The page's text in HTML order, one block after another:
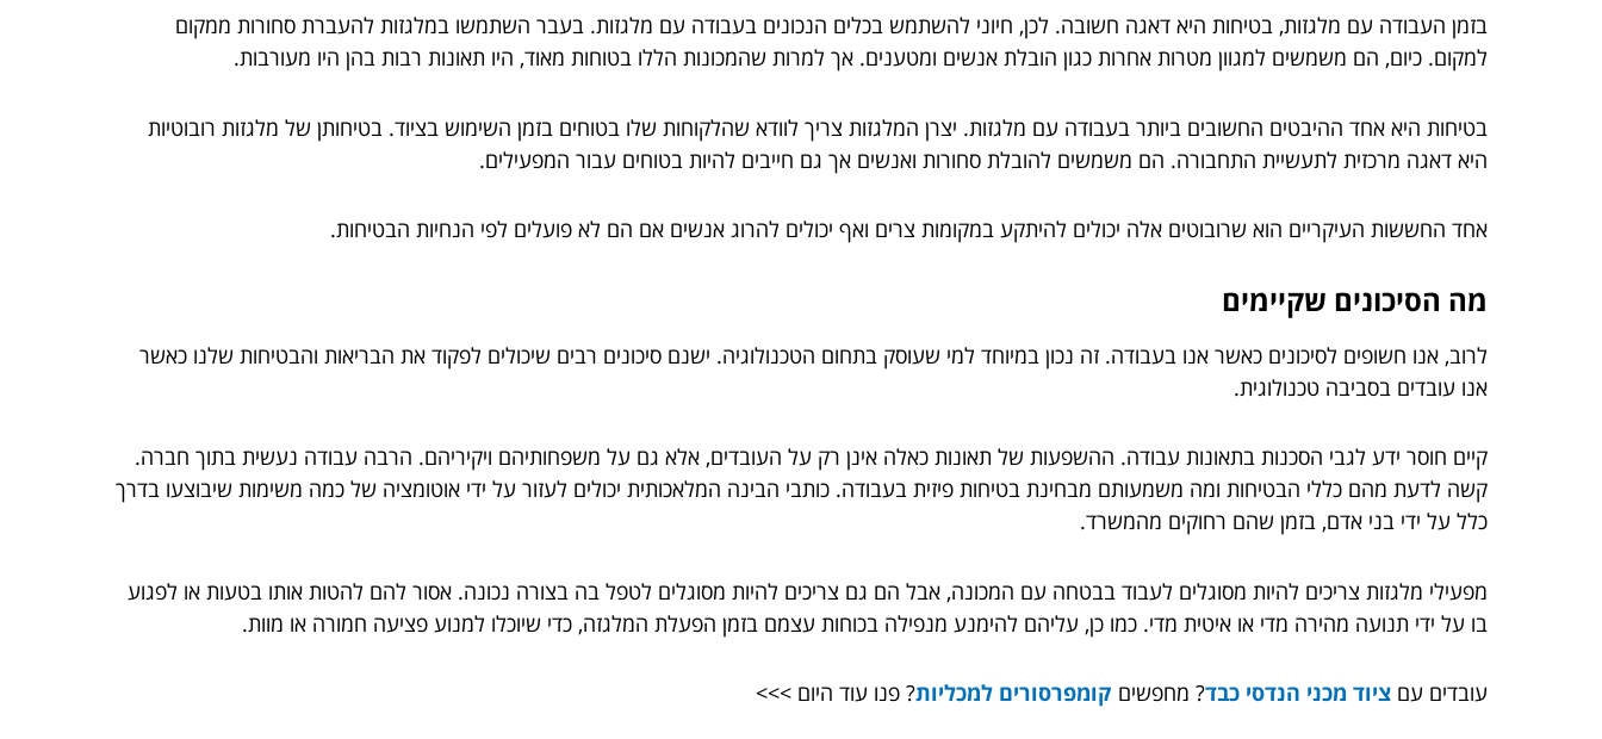
בזמן העבודה עם מלגזות, בטיחות היא דאגה חשובה. לכן, חיוני להשתמש בכלים הנכונים בעבודה עם מלגזות. בעבר השתמשו במלגזות להעברת סחורות ממקום
למקום. כיום, הם משמשים למגוון מטרות אחרות כגון הובלת אנשים ומטענים. אך למרות שהמכונות הללו בטוחות מאוד, היו תאונות רבות בהן היו מעורבות.
בטיחות היא אחד ההיבטים החשובים ביותר בעבודה עם מלגזות. יצרן המלגזות צריך לוודא שהלקוחות שלו בטוחים בזמן השימוש בציוד. בטיחותן של מלגזות רובוטיות
היא דאגה מרכזית לתעשיית התחבורה. הם משמשים להובלת סחורות ואנשים אך גם חייבים להיות בטוחים עבור המפעילים.
אחד החששות העיקריים הוא שרובוטים אלה יכולים להיתקע במקומות צרים ואף יכולים להרוג אנשים אם הם לא פועלים לפי הנחיות הבטיחות.
מה הסיכונים שקיימים
לרוב, אנו חשופים לסיכונים כאשר אנו בעבודה. זה נכון במיוחד למי שעוסק בתחום הטכנולוגיה. ישנם סיכונים רבים שיכולים לפקוד את הבריאות והבטיחות שלנו כאשר
אנו עובדים בסביבה טכנולוגית.
קיים חוסר ידע לגבי הסכנות בתאונות עבודה. ההשפעות של תאונות כאלה אינן רק על העובדים, אלא גם על משפחותיהם ויקיריהם. הרבה עבודה נעשית בתוך חברה.
קשה לדעת מהם כללי הבטיחות ומה משמעותם מבחינת בטיחות פיזית בעבודה. כותבי הבינה המלאכותית יכולים לעזור על ידי אוטומציה של כמה משימות שיבוצעו בדרך
כלל על ידי בני אדם, בזמן שהם רחוקים מהמשרד.
מפעילי מלגזות צריכים להיות מסוגלים לעבוד בבטחה עם המכונה, אבל הם גם צריכים להיות מסוגלים לטפל בה בצורה נכונה. אסור להם להטות אותו בטעות או לפגוע
בו על ידי תנועה מהירה מדי או איטית מדי. כמו כן, עליהם להימנע מנפילה בכוחות עצמם בזמן הפעלת המלגזה, כדי שיוכלו למנוע פציעה חמורה או מוות.
עובדים עם ציוד מכני הנדסי כבד? מחפשים קומפרסורים למכליות? פנו עוד היום >>>